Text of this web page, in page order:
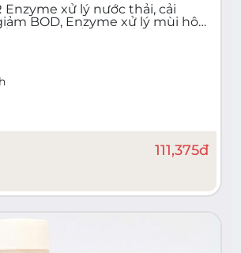
Enzyme xử lý nước thải, cải
BOD, Enzyme xử lý mùi hôi
100ml; Hộp/1 Lít; Túi/10 Lít)
111,375đ